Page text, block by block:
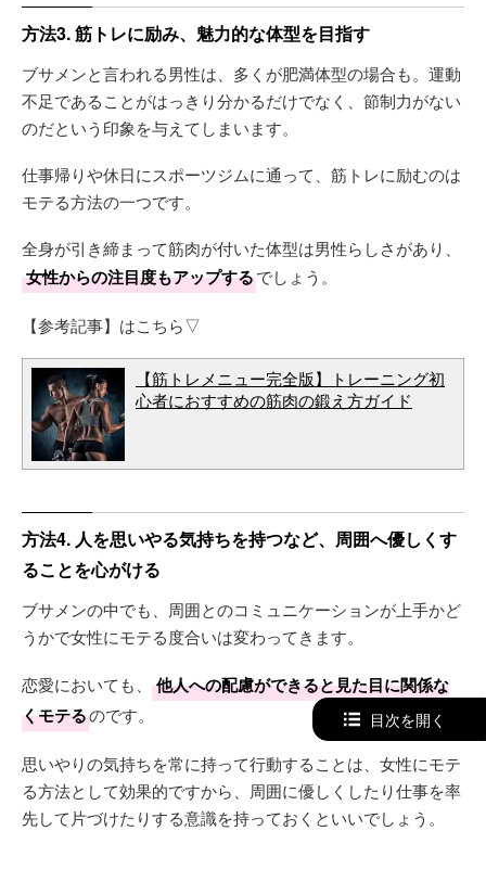
方法3. 筋トレに励み、魅力的な体型を目指す
ブサメンと言われる男性は、多くが肥満体型の場合も。運動
不足であることがはっきり分かるだけでなく、節制力がない
のだという印象を与えてしまいます。
仕事帰りや休日にスポーツジムに通って、筋トレに励むのは
モテる方法の一つです。
全身が引き締まって筋肉が付いた体型は男性らしさがあり、
女性からの注目度もアップするでしょう。
【参考記事】はこちら▽
【筋トレメニュー完全版】トレーニング初
心者におすすめの筋肉の鍛え方ガイド
方法4. 人を思いやる気持ちを持つなど、周囲へ優しくす
ることを心がける
ブサメンの中でも、周囲とのコミュニケーションが上手かど
うかで女性にモテる度合いは変わってきます。
恋愛においても、
他人への配慮ができると見た目に関係な
くモテるのです。
思いやりの気持ちを常に持って行動することは、女性にモテ
る方法として効果的ですから、周囲に優しくしたり仕事を率
先して片づけたりする意識を持っておくといいでしょう。
目次を開く